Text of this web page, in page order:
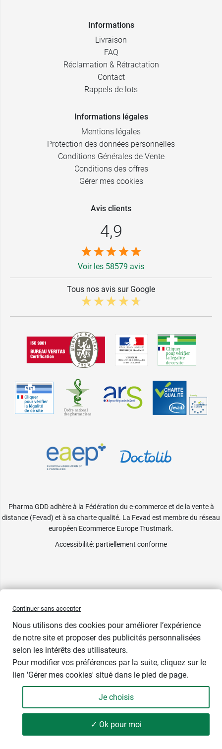
- +
Ajouter
Informations
Livraison
FAQ
Réclamation & Rétractation
Contact
Rappels de lots
Informations légales
Mentions légales
Protection des données personnelles
Conditions Générales de Vente
Conditions des offres
Gérer mes cookies
Avis clients
4,9
Voir les 58579 avis
Tous nos avis sur Google
Pharma GDD adhère à la Fédération du e-commerce et de la vente à
distance (Fevad) et à sa charte qualité. La Fevad est membre du réseau
européen Ecommerce Europe Trustmark.
Accessibilité: partiellement conforme
Continuer sans accepter
Nous utilisons des cookies pour améliorer l’expérience
de notre site et proposer des publicités personnalisées
selon les intérêts des utilisateurs.
Pour modifier vos préférences par la suite, cliquez sur le
lien 'Gérer mes cookies' situé dans le pied de page.
Je choisis
✓ Ok pour moi